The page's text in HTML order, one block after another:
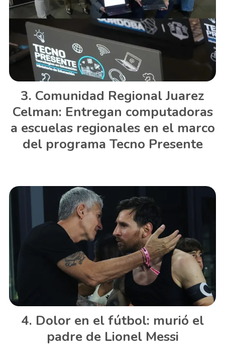
Comunidad Regional Juarez
Celman: Entregan computadoras
a escuelas regionales en el marco
del programa Tecno Presente
Dolor en el fútbol: murió el
padre de Lionel Messi